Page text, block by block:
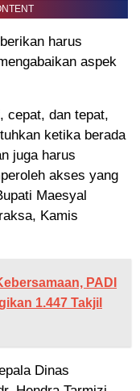
harus
aspek
cepat, dan tepat,
ketika berada
juga harus
akses yang
Maesyal
Kamis
PADI
1.447 Takjil
Dinas